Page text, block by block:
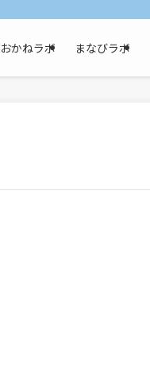
おかねラボ まなびラボ